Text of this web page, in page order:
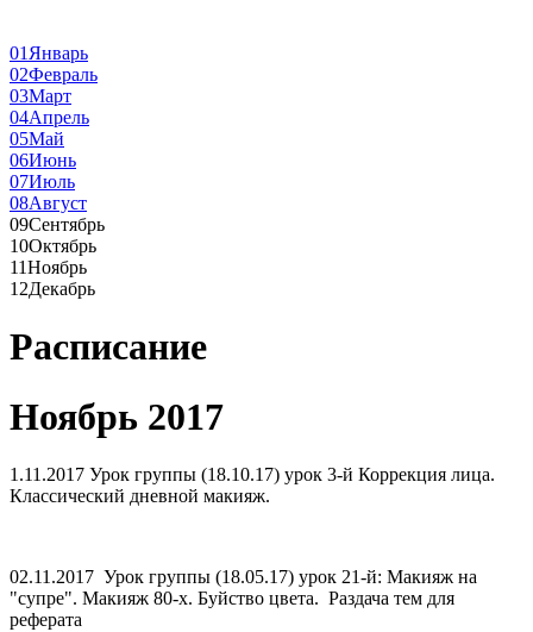
01 Январь
02Февраль
03Март
04Апрель
05Май
06Июнь
07Июль
08Август
09Сентябрь
10Октябрь
11Ноябрь
12Декабрь
Расписание
Ноябрь 2017
1.11.2017 Урок группы (18.10.17) урок 3-й Коррекция лица.
Классический дневной макияж.
02.11.2017 Урок группы (18.05.17) урок 21-й: Макияж на
"супре". Макияж 80-х. Буйство цвета. Раздача тем для
реферата